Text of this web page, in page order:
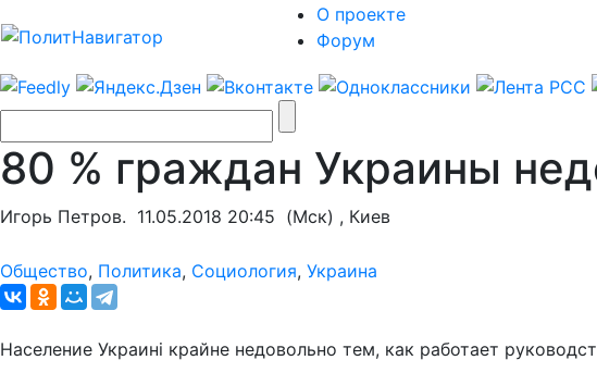
О проекте
Форум
80 % граждан Украины
Игорь Петров. 11.05.2018 20:45 (Мск) , Киев
Общество, Политика, Социология, Украина
Население Украині крайне недовольно тем, как работает